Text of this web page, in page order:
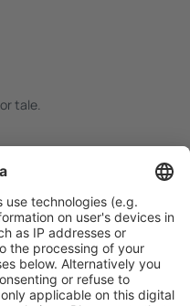
tale.
gratuită de anulare.
pentru utilizatorii